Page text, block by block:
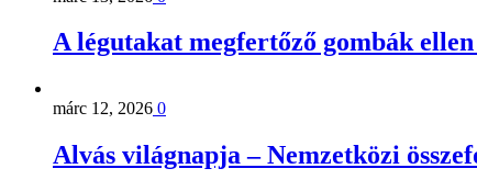
A légutakat megfertőző gombák
márc 12, 2026 0
Alvás világnapja – Nemzetközi